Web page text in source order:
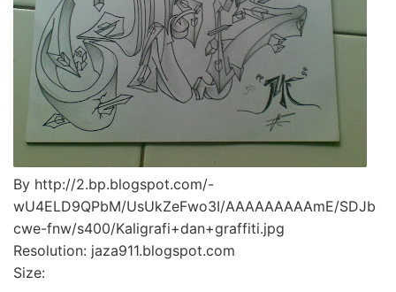
By http://2.bp.blogspot.com/-
wU4ELD9QPbM/UsUkZeFwo3I/AAAAAAAAAmE/SDJb
cwe-fnw/s400/Kaligrafi+dan+graffiti.jpg
Resolution: jaza911.blogspot.com
Size: